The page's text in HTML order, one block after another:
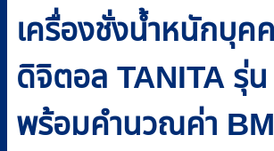
เครื่องชั่งน้ำหนักบุค
ดิจิตอล TANITA รุ่
พร้อมคำนวณค่า